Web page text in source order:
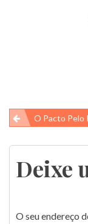
Navegação
de
Post
O Pacto Pelo
Deixe
O seu endereço